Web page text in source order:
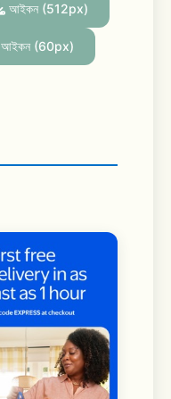
আইকন (512px)
আইকন (60px)